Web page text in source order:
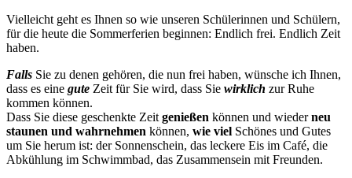
Vielleicht geht es Ihnen so wie unseren Schülerinnen und Schülern,
für die heute die Sommerferien beginnen: Endlich frei. Endlich Zeit
haben.
Falls Sie zu denen gehören, die nun frei haben, wünsche ich Ihnen,
dass es eine gute Zeit für Sie wird, dass Sie wirklich zur Ruhe
kommen können.
Dass Sie diese geschenkte Zeit genießen können und wiederneu
staunen und wahrnehmen können, wie viel Schönes und Gutes
um Sie herum ist: der Sonnenschein, das leckere Eis im Café, die
Abkühlung im Schwimmbad, das Zusammensein mit Freunden.